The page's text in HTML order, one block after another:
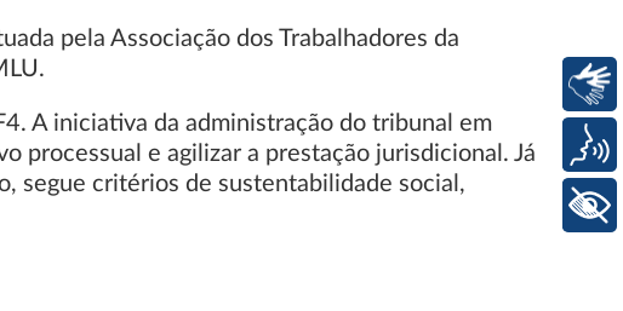
pela Associação dos Trabalhadores da
A iniciativa da administração do tribunal em
processual e agilizar a prestação jurisdicional. Já
segue critérios de sustentabilidade social,
Voz